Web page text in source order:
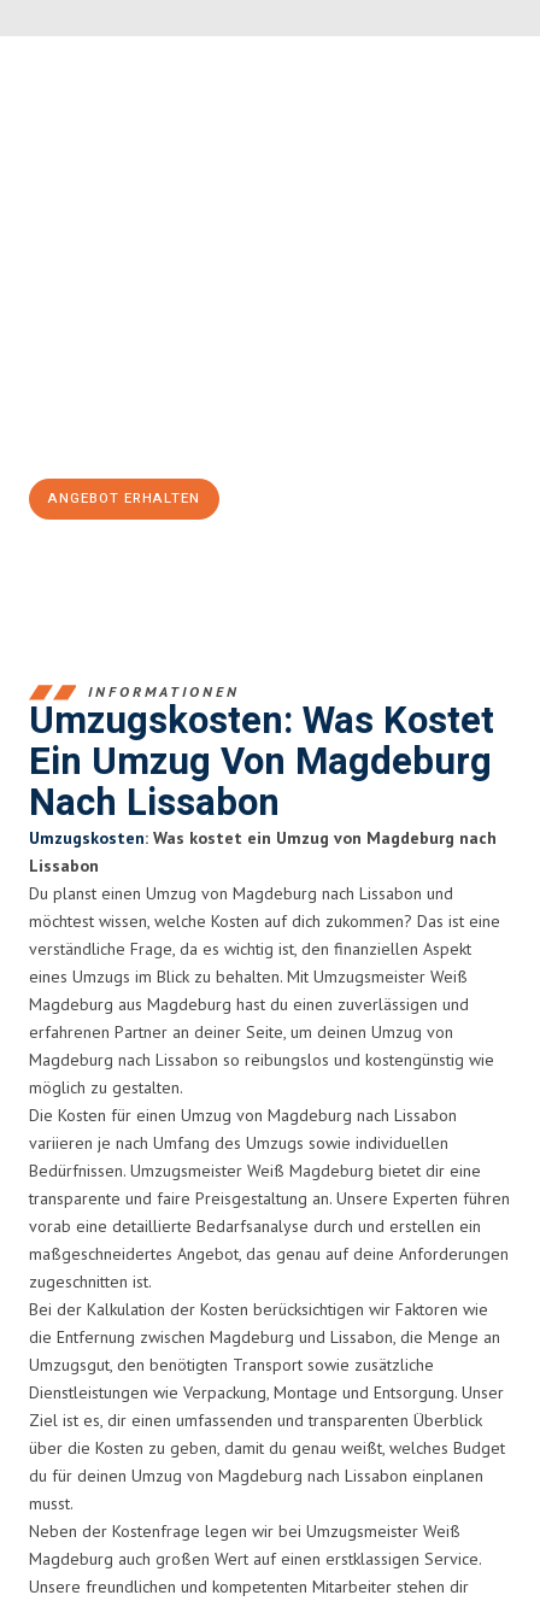
ANGEBOT ERHALTEN
INFORMATIONEN
Umzugskosten: Was Kostet
Ein Umzug Von Magdeburg
Nach Lissabon
Umzugskosten: Was kostet ein Umzug von Magdeburg nach
Lissabon
Du planst einen Umzug von Magdeburg nach Lissabon und
möchtest wissen, welche Kosten auf dich zukommen? Das ist eine
verständliche Frage, da es wichtig ist, den finanziellen Aspekt
eines Umzugs im Blick zu behalten. Mit Umzugsmeister Weiß
Magdeburg aus Magdeburg hast du einen zuverlässigen und
erfahrenen Partner an deiner Seite, um deinen Umzug von
Magdeburg nach Lissabon so reibungslos und kostengünstig wie
möglich zu gestalten.
Die Kosten für einen Umzug von Magdeburg nach Lissabon
variieren je nach Umfang des Umzugs sowie individuellen
Bedürfnissen. Umzugsmeister Weiß Magdeburg bietet dir eine
transparente und faire Preisgestaltung an. Unsere Experten führen
vorab eine detaillierte Bedarfsanalyse durch und erstellen ein
maßgeschneidertes Angebot, das genau auf deine Anforderungen
zugeschnitten ist.
Bei der Kalkulation der Kosten berücksichtigen wir Faktoren wie
die Entfernung zwischen Magdeburg und Lissabon, die Menge an
Umzugsgut, den benötigten Transport sowie zusätzliche
Dienstleistungen wie Verpackung, Montage und Entsorgung. Unser
Ziel ist es, dir einen umfassenden und transparenten Überblick
über die Kosten zu geben, damit du genau weißt, welches Budget
du für deinen Umzug von Magdeburg nach Lissabon einplanen
musst.
Neben der Kostenfrage legen wir bei Umzugsmeister Weiß
Magdeburg auch großen Wert auf einen erstklassigen Service.
Unsere freundlichen und kompetenten Mitarbeiter stehen dir